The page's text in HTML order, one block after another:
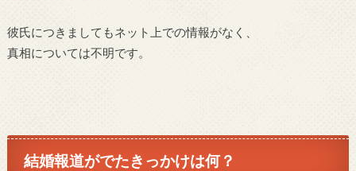
彼氏につきましてもネット上での情報がなく、
真相については不明です。
結婚報道がでたきっかけは何？